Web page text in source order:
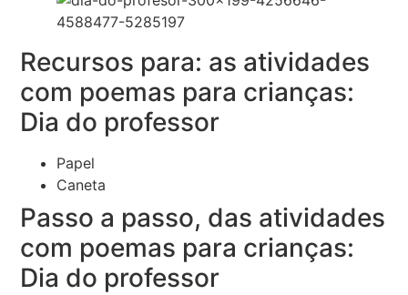
Recursos para: as atividades
com poemas para crianças:
Dia do professor
Papel
Caneta
Passo a passo, das atividades
com poemas para crianças:
Dia do professor